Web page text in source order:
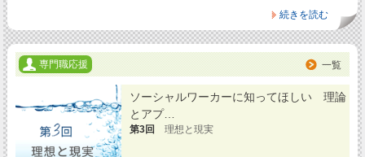
続きを読む
専門職応援 一覧
ソーシャルワーカーに知ってほしい 理論
とアプ…
第3回 理想と現実